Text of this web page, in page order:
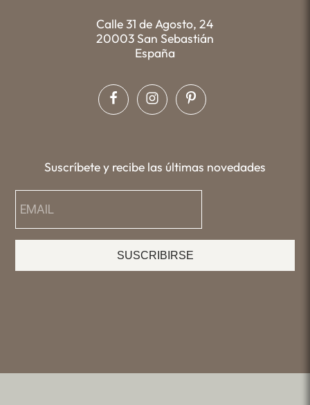
Calle 31 de Agosto, 24
20003 San Sebastián
España
Suscríbete y recibe las últimas novedades
SUSCRIBIRSE